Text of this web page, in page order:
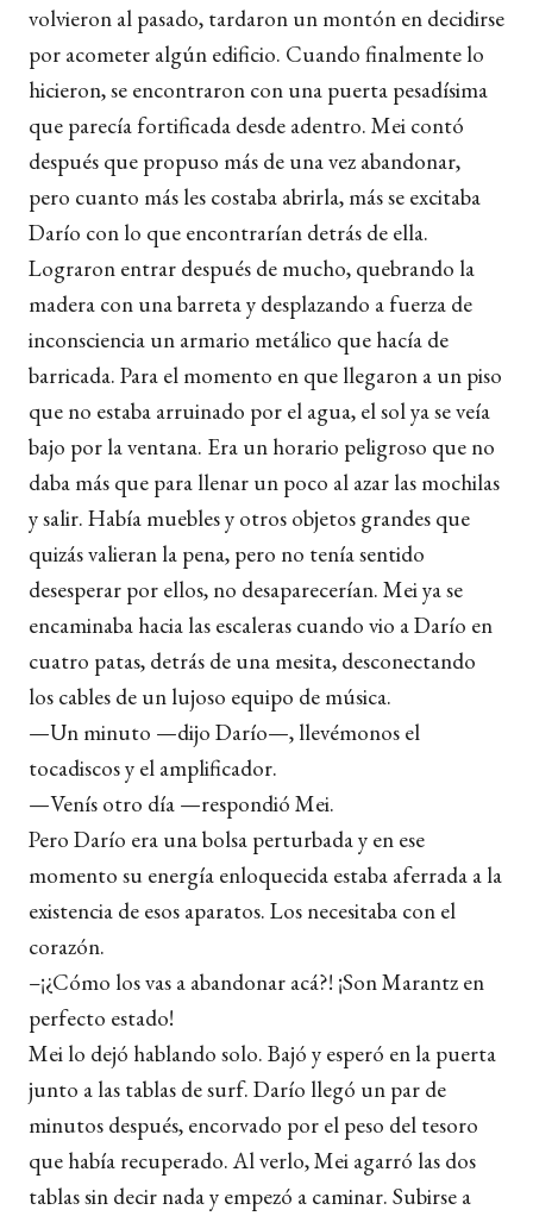
volvieron al pasado, tardaron un montón en decidirse
por acometer algún edificio. Cuando finalmente lo
hicieron, se encontraron con una puerta pesadísima
que parecía fortificada desde adentro. Mei contó
después que propuso más de una vez abandonar,
pero cuanto más les costaba abrirla, más se excitaba
Darío con lo que encontrarían detrás de ella.
Lograron entrar después de mucho, quebrando la
madera con una barreta y desplazando a fuerza de
inconsciencia un armario metálico que hacía de
barricada. Para el momento en que llegaron a un piso
que no estaba arruinado por el agua, el sol ya se veía
bajo por la ventana. Era un horario peligroso que no
daba más que para llenar un poco al azar las mochilas
y salir. Había muebles y otros objetos grandes que
quizás valieran la pena, pero no tenía sentido
desesperar por ellos, no desaparecerían. Mei ya se
encaminaba hacia las escaleras cuando vio a Darío en
cuatro patas, detrás de una mesita, desconectando
los cables de un lujoso equipo de música.
—Un minuto —dijo Darío—, llevémonos el
tocadiscos y el amplificador.
—Venís otro día —respondió Mei.
Pero Darío era una bolsa perturbada y en ese
momento su energía enloquecida estaba aferrada a la
existencia de esos aparatos. Los necesitaba con el
corazón.
–¡¿Cómo los vas a abandonar acá?! ¡Son Marantz en
perfecto estado!
Mei lo dejó hablando solo. Bajó y esperó en la puerta
junto a las tablas de surf. Darío llegó un par de
minutos después, encorvado por el peso del tesoro
que había recuperado. Al verlo, Mei agarró las dos
tablas sin decir nada y empezó a caminar. Subirse a